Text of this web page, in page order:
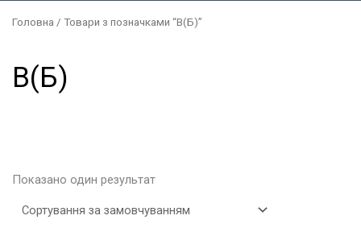
Головна / Товари з позначками “В(Б)”
В(Б)
Показано один результат